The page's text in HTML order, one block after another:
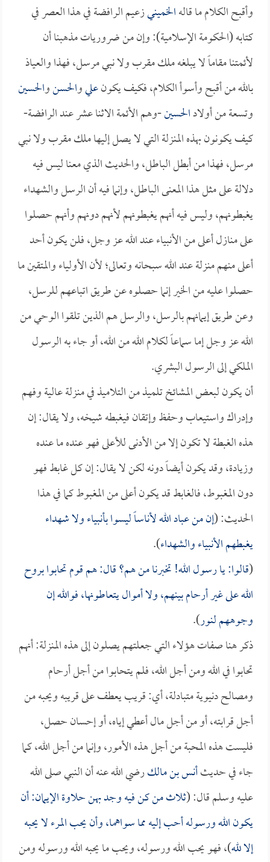
وأقبح الكلام ما قالهالخمينيزعيم الرافضة في هذا العصر في
كتابه (الحكومة الإسلامية): وإن من ضروريات مذهبنا أن
لأئمتنا مقاماً لا يبلغه ملك مقرب ولا نبي مرسل، فهذا والعياذ
بالله من أقبح وأسوأ الكلام، فكيف يكونعليوالحسنوالحسين
وتسعة من أولادالحسين-وهم الأئمة الاثنا عشر عند الرافضة-
كيف يكونون بهذه المنزلة التي لا يصل إليها ملك مقرب ولا نبي
مرسل، فهذا من أبطل الباطل، والحديث الذي معنا ليس فيه
دلالة على مثل هذا المعنى الباطل، وإنما فيه أن الرسل والشهداء
يغبطونهم، وليس فيه أنهم يغبطونهم لأنهم دونهم وأنهم حصلوا
على منازل أعلى من الأنبياء عند الله عز وجل، فلن يكون أحد
أعلى منهم منزلة عند الله سبحانه وتعالى؛ لأن الأولياء والمتقين ما
حصلوا عليه من الخير إنما حصلوه عن طريق اتباعهم للرسل،
وعن طريق إيمانهم بالرسل، والرسل هم الذين تلقوا الوحي من
الله عز وجل إما سماعاً لكلام الله من الله، أو جاء به الرسول
الملكي إلى الرسول البشري.
أن يكون لبعض المشائخ تلميذ من التلاميذ في منزلة عالية وفهم
وإدراك واستيعاب وحفظ وإتقان فيغبطه شيخه، ولا يقال: إن
هذه الغبطة لا تكون إلا من الأدنى للأعلى فهو عنده ما عنده
وزيادة، وقد يكون أيضاً دونه لكن لا يقال: إن كل غابط فهو
دون المغبوط، فالغابط قد يكون أعلى من المغبوط كما في هذا
الحديث: (إن من عباد الله لأناساً ليسوا بأنبياء ولا شهداء
يغبطهم الأنبياء والشهداء).
(قالوا: يا رسول الله! تخبرنا من هم؟ قال: هم قوم تحابوا بروح
الله على غير أرحام بينهم، ولا أموال يتعاطونها، فوالله إن
وجوههم لنور).
ذكر هنا صفات هؤلاء التي جعلتهم يصلون إلى هذه المنزلة: أنهم
تحابوا في الله ومن أجل الله، فلم يتحابوا من أجل أرحام
ومصالح دنيوية متبادلة، أي: قريب يعطف على قريبه ويحبه من
أجل قرابته، أو من أجل مال أعطي إياه، أو إحسان حصل،
فليست هذه المحبة من أجل هذه الأمور، وإنما من أجل الله، كما
جاء في حديثأنس بن مالكرضي الله عنه أن النبي صلى الله
عليه وسلم قال: (ثلاث من كن فيه وجد بهن حلاوة الإيمان: أن
يكون الله ورسوله أحب إليه مما سواهما، وأن يحب المرء لا يحبه
إلا لله)، فهو يحب الله ورسوله، ويحب ما يحبه الله ورسوله ومن